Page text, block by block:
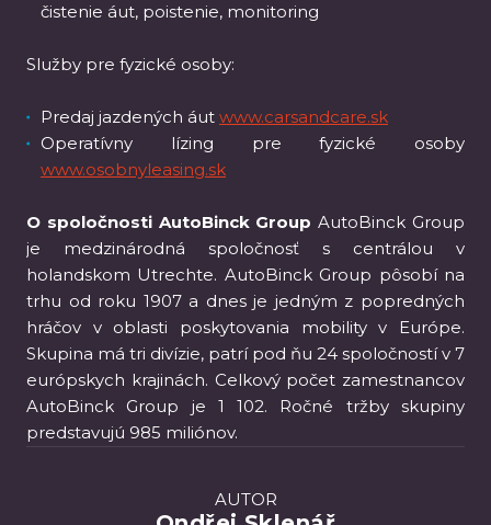
AUTOR
čistenie áut, poistenie, monitoring
Služby pre fyzické osoby:
Predaj jazdených áut www.carsandcare.sk
Operatívny lízing pre fyzické osoby
www.osobnyleasing.sk
O spoločnosti AutoBinck GroupAutoBinck Group
je medzinárodná spoločnosť s centrálou v
holandskom Utrechte. AutoBinck Group pôsobí na
trhu od roku 1907 a dnes je jedným z popredných
hráčov v oblasti poskytovania mobility v Európe.
Skupina má tri divízie, patrí pod ňu 24 spoločností v 7
európskych krajinách. Celkový počet zamestnancov
AutoBinck Group je 1 102. Ročné tržby skupiny
predstavujú 985 miliónov.